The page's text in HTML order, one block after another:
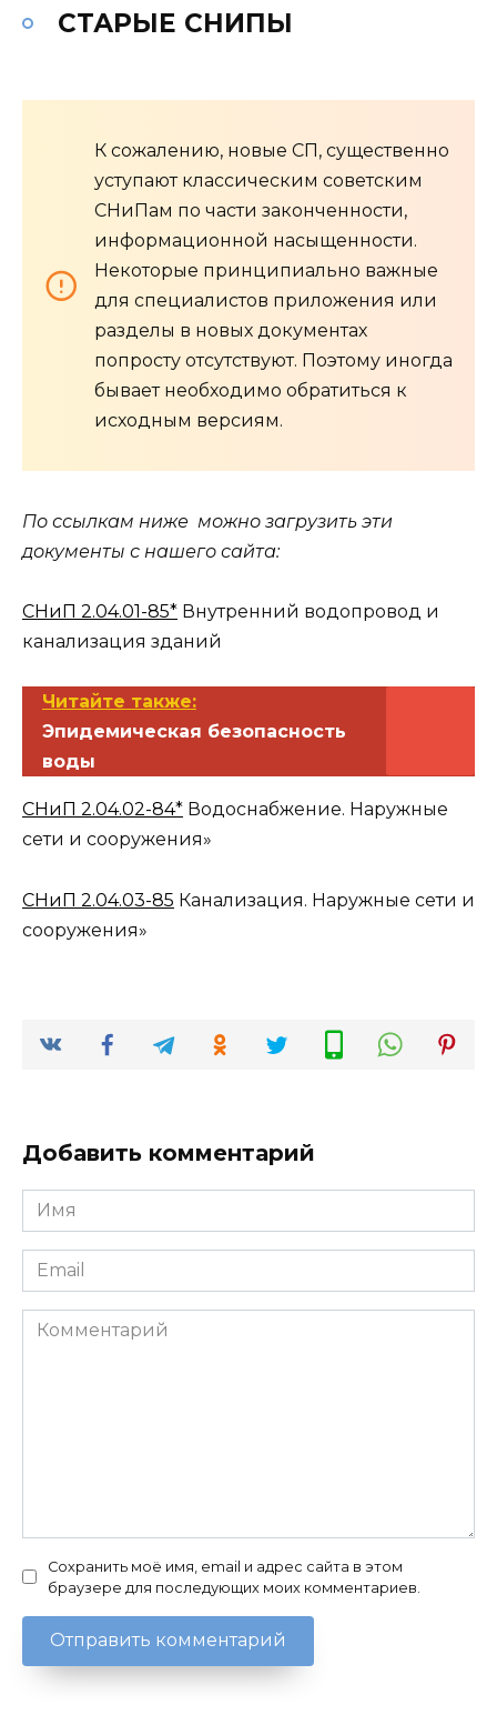
СТАРЫЕ СНИПЫ
К сожалению, новые СП, существенно
уступают классическим советским
СНиПам по части законченности,
информационной насыщенности.
Некоторые принципиально важные
для специалистов приложения или
разделы в новых документах
попросту отсутствуют. Поэтому иногда
бывает необходимо обратиться к
исходным версиям.
По ссылкам ниже можно загрузить эти
документы с нашего сайта:
СНиП 2.04.01-85* Внутренний водопровод и
канализация зданий
Читайте также:
Эпидемическая безопасность
воды
СНиП 2.04.02-84* Водоснабжение. Наружные
сети и сооружения»
СНиП 2.04.03-85 Канализация. Наружные сети и
сооружения»
Добавить комментарий
Имя
*
Email
*
Комментарий
Сохранить моё имя, email и адрес сайта в этом
браузере для последующих моих комментариев.